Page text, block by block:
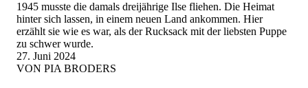
1945 musste die damals dreijährige Ilse fliehen. Die Heimat
hinter sich lassen, in einem neuen Land ankommen. Hier
erzählt sie wie es war, als der Rucksack mit der liebsten Puppe
zu schwer wurde.
27. Juni 2024
VON PIA BRODERS